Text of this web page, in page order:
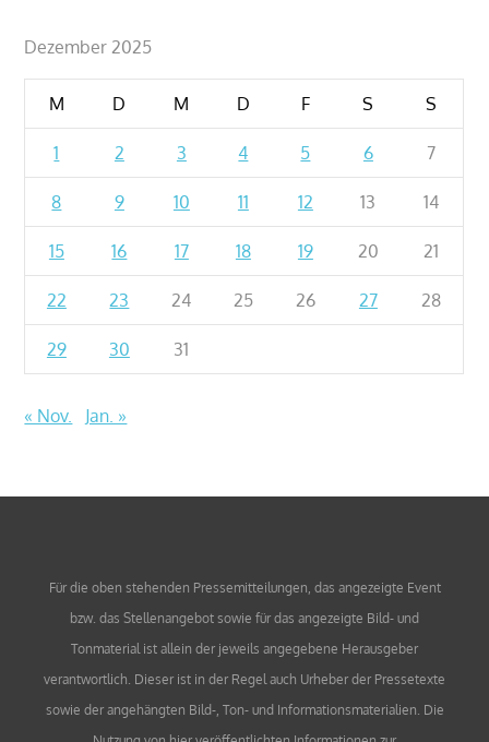
Dezember 2025
M D M D F S S
1 2 3 4 5 6 7
8 9 10 11 12 13 14
15 16 17 18 19 20 21
22 23 24 25 26 27 28
29 30 31
« Nov. Jan. »
Für die oben stehenden Pressemitteilungen, das angezeigte Event
bzw. das Stellenangebot sowie für das angezeigte Bild- und
Tonmaterial ist allein der jeweils angegebene Herausgeber
verantwortlich. Dieser ist in der Regel auch Urheber der Pressetexte
sowie der angehängten Bild-, Ton- und Informationsmaterialien. Die